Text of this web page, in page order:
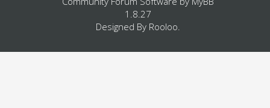
1.8.27
Designed By Rooloo